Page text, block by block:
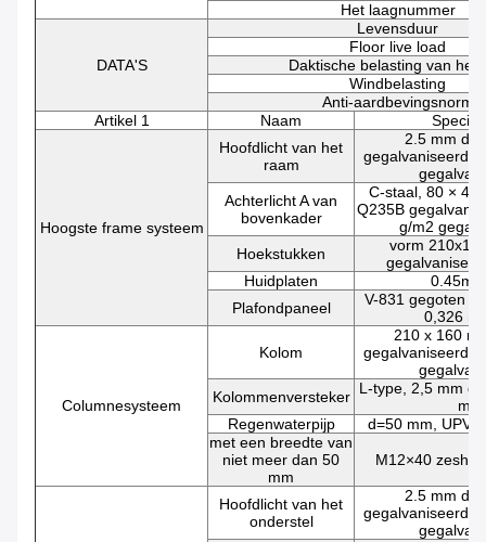
Het laagnummer
DATA'S
Levensduur
Floor live load
Daktische belasting van het
Windbelasting
Anti-aardbevingsnorm
Artikel 1
Naam
Hoogste frame systeem
Hoofdlicht van het
raam
2.5 mm
gegalvaniseerd
Achterlicht A van
bovenkader
C-staal, 80 × 40
Q235B
g/m2
Hoekstukken
vorm
Huidplaten
Plafondpaneel
V-831 gegoten
0,326
Columnesysteem
Kolom
210 x 160
gegalvaniseerd
Kolommenversteker L-type, 2,5 mm
mm
Regenwaterpijp
d=50 mm,
met een breedte van
niet meer dan 50
mm
M12×40
Hoofdlicht van het
onderstel
2.5 mm
gegalvaniseerd